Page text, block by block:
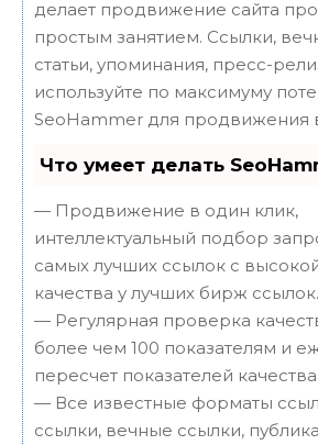
делает продвижение сайта
простым занятием. Ссылки,
статьи, упоминания, пресс-
используйте по максимуму
SeoHammer для продвижения
Что умеет делать
— Продвижение в один клик,
интеллектуальный подбор
самых лучших ссылок с
качества у лучших бирж ссылок.
— Регулярная проверка
более чем 100 показателям и
пересчет показателей
— Все известные форматы
ссылки, вечные ссылки,